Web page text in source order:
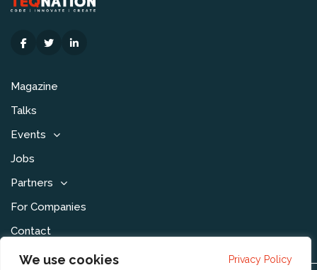
We use cookies Privacy Policy
Magazine
Talks
Events
Jobs
Partners
For Companies
Contact